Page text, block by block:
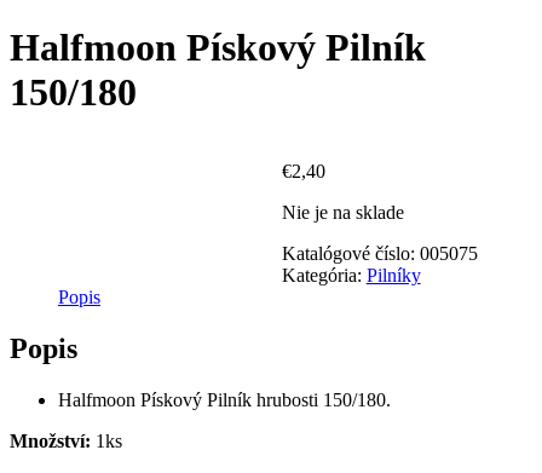
Halfmoon Pískový Pilník
150/180
€2,40
Nie je na sklade
Katalógové číslo: 005075
Kategória: Pilníky
Popis
Popis
Halfmoon Pískový Pilník hrubosti 150/180.
Množství: 1ks